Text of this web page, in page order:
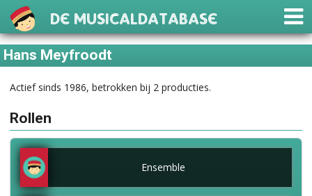
De Musicaldatabase
Hans Meyfroodt
Actief sinds 1986, betrokken bij 2 producties.
Rollen
Ensemble